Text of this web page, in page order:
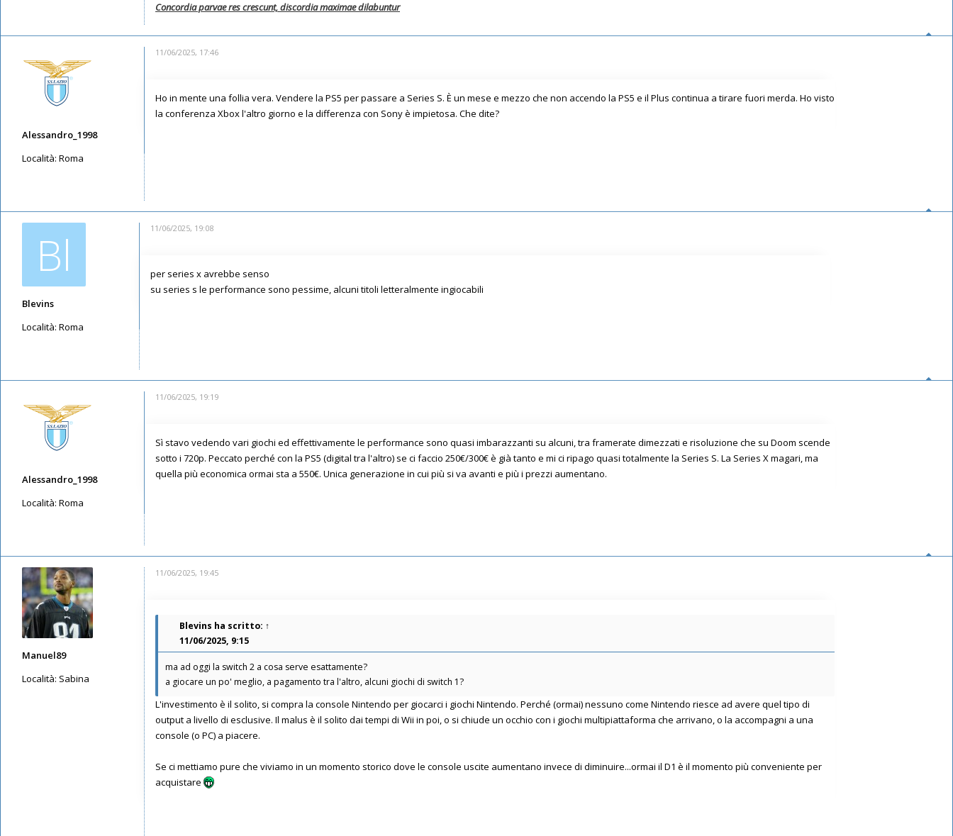
Concordia parvae res crescunt, discordia maximae dilabuntur
Alessandro_1998
Località: Roma
11/06/2025, 17:46
Ho in mente una follia vera. Vendere la PS5 per passare a Series S. È un mese e mezzo che non accendo la PS5 e il Plus continua a tirare fuori merda. Ho visto
la conferenza Xbox l'altro giorno e la differenza con Sony è impietosa. Che dite?
Bl
Blevins
Località: Roma
11/06/2025, 19:08
per series x avrebbe senso
su series s le performance sono pessime, alcuni titoli letteralmente ingiocabili
Alessandro_1998
Località: Roma
11/06/2025, 19:19
Sì stavo vedendo vari giochi ed effettivamente le performance sono quasi imbarazzanti su alcuni, tra framerate dimezzati e risoluzione che su Doom scende
sotto i 720p. Peccato perché con la PS5 (digital tra l'altro) se ci faccio 250€/300€ è già tanto e mi ci ripago quasi totalmente la Series S. La Series X magari, ma
quella più economica ormai sta a 550€. Unica generazione in cui più si va avanti e più i prezzi aumentano.
Manuel89
Località: Sabina
11/06/2025, 19:45
Blevins ha scritto: ↑
11/06/2025, 9:15
ma ad oggi la switch 2 a cosa serve esattamente?
a giocare un po' meglio, a pagamento tra l'altro, alcuni giochi di switch 1?
L'investimento è il solito, si compra la console Nintendo per giocarci i giochi Nintendo. Perché (ormai) nessuno come Nintendo riesce ad avere quel tipo di
output a livello di esclusive. Il malus è il solito dai tempi di Wii in poi, o si chiude un occhio con i giochi multipiattaforma che arrivano, o la accompagni a una
console (o PC) a piacere.
Se ci mettiamo pure che viviamo in un momento storico dove le console uscite aumentano invece di diminuire...ormai il D1 è il momento più conveniente per
acquistare